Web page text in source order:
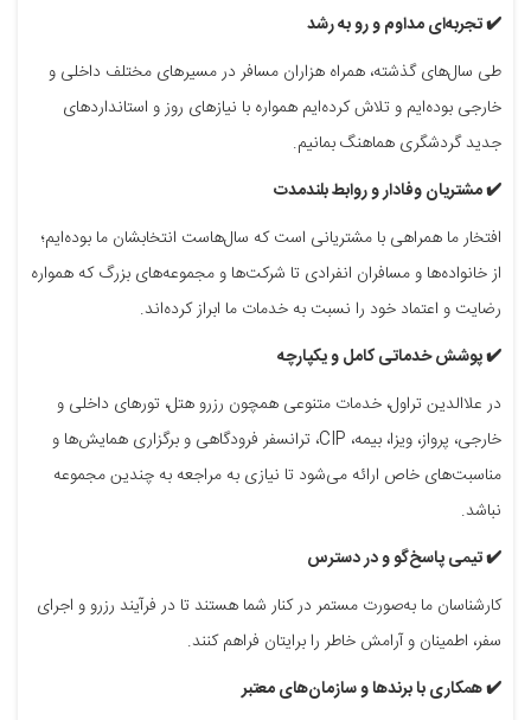
✔️ تجربه‌ای مداوم و رو به رشد
طی سال‌های گذشته، همراه هزاران مسافر در مسیرهای مختلف داخلی و
خارجی بوده‌ایم و تلاش کرده‌ایم همواره با نیازهای روز و استانداردهای
جدید گردشگری هماهنگ بمانیم.
✔️ مشتریان وفادار و روابط بلندمدت
افتخار ما همراهی با مشتریانی است که سال‌هاست انتخابشان ما بوده‌ایم؛
از خانواده‌ها و مسافران انفرادی تا شرکت‌ها و مجموعه‌های بزرگ که همواره
رضایت و اعتماد خود را نسبت به خدمات ما ابراز کرده‌اند.
✔️ پوشش خدماتی کامل و یکپارچه
در علاالدین تراول، خدمات متنوعی همچون رزرو هتل، تورهای داخلی و
خارجی، پرواز، ویزا، بیمه، CIP، ترانسفر فرودگاهی و برگزاری همایش‌ها و
مناسبت‌های خاص ارائه می‌شود تا نیازی به مراجعه به چندین مجموعه
نباشد.
✔️ تیمی پاسخ‌گو و در دسترس
کارشناسان ما به‌صورت مستمر در کنار شما هستند تا در فرآیند رزرو و اجرای
سفر، اطمینان و آرامش خاطر را برایتان فراهم کنند.
✔️ همکاری با برندها و سازمان‌های معتبر